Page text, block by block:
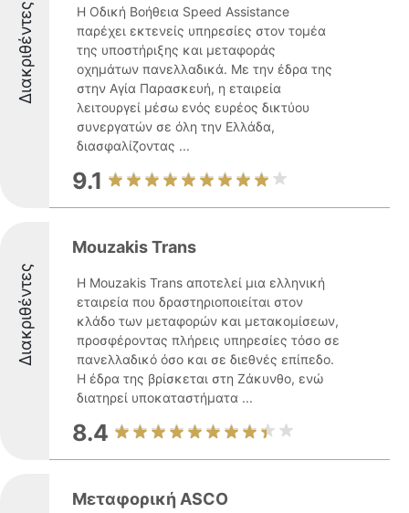
Διακριθέντες
Η Οδική Βοήθεια Speed Assistance
παρέχει εκτενείς υπηρεσίες στον τομέα
της υποστήριξης και μεταφοράς
οχημάτων πανελλαδικά. Με την έδρα της
στην Αγία Παρασκευή, η εταιρεία
λειτουργεί μέσω ενός ευρέος δικτύου
συνεργατών σε όλη την Ελλάδα,
διασφαλίζοντας ...
9.1
Διακριθέντες
Mouzakis Trans
Η Mouzakis Trans αποτελεί μια ελληνική
εταιρεία που δραστηριοποιείται στον
κλάδο των μεταφορών και μετακομίσεων,
προσφέροντας πλήρεις υπηρεσίες τόσο σε
πανελλαδικό όσο και σε διεθνές επίπεδο.
Η έδρα της βρίσκεται στη Ζάκυνθο, ενώ
διατηρεί υποκαταστήματα ...
8.4
Μεταφορική ASCO